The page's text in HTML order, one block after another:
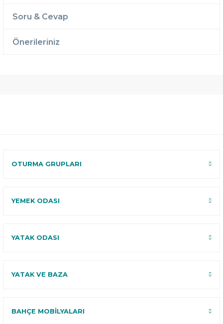
Soru & Cevap
Önerileriniz
OTURMA GRUPLARI
YEMEK ODASI
YATAK ODASI
YATAK VE BAZA
BAHÇE MOBİLYALARI